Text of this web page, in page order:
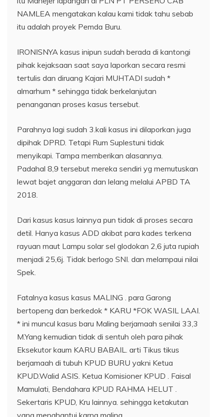
NAMLEA mengatakan kalau kami tidak tahu sebab
itu adalah proyek Pemda Buru.
IRONISNYA kasus inipun sudah berada di kantongi
pihak kejaksaan saat saya laporkan secara resmi
tertulis dan diruang Kajari MUHTADI sudah *
almarhum * sehingga tidak berkelanjutan
penanganan proses kasus tersebut.
Parahnya lagi sudah 3.kali kasus ini dilaporkan juga
dipihak DPRD. Tetapi Rum Suplestuni tidak
menyikapi. Tampa memberikan alasannya.
Padahal 8,9 tersebut mereka sendiri yg memutuskan
lewat bajet anggaran dan lelang melalui APBD TA
2018.
Dari kasus kasus lainnya pun tidak di proses secara
detil. Hanya kasus ADD akibat para kades terkena
rayuan maut Lampu solar sel glodokan 2,6 juta rupiah
menjadi 25,6j. Tidak berlogo SNI. dan melampaui nilai
Spek.
Fatalnya kasus kasus MALING . para Garong
bertopeng dan berkedok * KARU *FOK WASIL LAAI.
* ini muncul kasus baru Maling berjamaah senilai 33,3
M.Yang kemudian tidak di sentuh oleh para pihak
Eksekutor kaum KARU BABAIL. arti Tikus tikus
berjamaah di tubuh KPUD BURU yakni Ketua
KPUD.Walid ASIS. Ketua Komisioner KPUD . Faisal
Mamulati, Bendahara KPUD RAHMA HELUT .
Sekertaris KPUD, Kru lainnya. sehingga ketakutan
yang menghantui karna maling.